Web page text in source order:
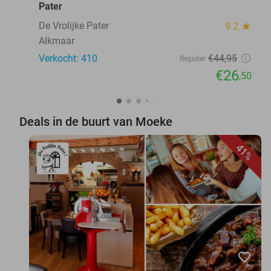
Pater
De Vrolijke Pater
9.2 star
Alkmaar
Verkocht: 410
Regulier €44,95
€26,50
Deals in de buurt van Moeke
41%
favorite_border